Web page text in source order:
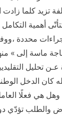
تزيد كلما زادت
أهمية التكامل
محددة
ماسة إلى »
عـن تحليل
كان الدخل
وهل هي فعلًا
والطلب تؤدّي